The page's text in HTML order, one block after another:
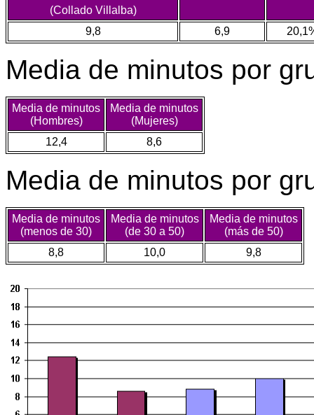
(Collado Villalba)
9,8 6,9
Media de minutos por
Media de minutos
(Hombres)
Media de minutos
(Mujeres)
12,4
8,6
Media de minutos por
Media de minutos
(menos de 30)
Media de minutos
(de 30 a 50)
Media de minutos
(más de 50)
8,8
10,0 9,8